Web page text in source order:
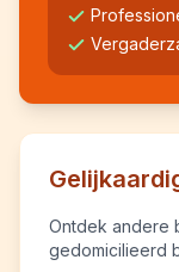
Ontdek andere
gedomicilieerd